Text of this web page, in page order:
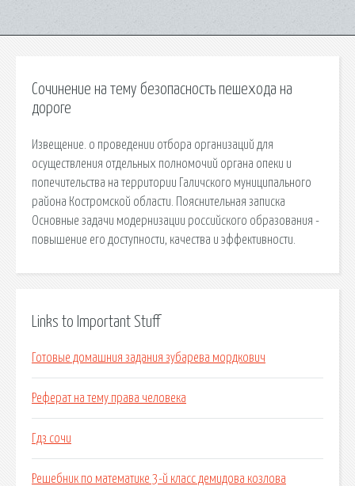
Сочинение на тему безопасность пешехода на
дороге
Извещение. о проведении отбора организаций для
осуществления отдельных полномочий органа опеки и
попечительства на территории Галичского муниципального
района Костромской области. Пояснительная записка
Основные задачи модернизации российского образования -
повышение его доступности, качества и эффективности.
Links to Important Stuff
Готовые домашния задания зубарева мордкович
Реферат на тему права человека
Гдз сочи
Решебник по математике 3-й класс демидова козлова